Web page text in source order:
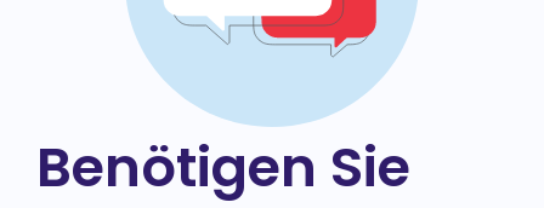
Benötigen Sie